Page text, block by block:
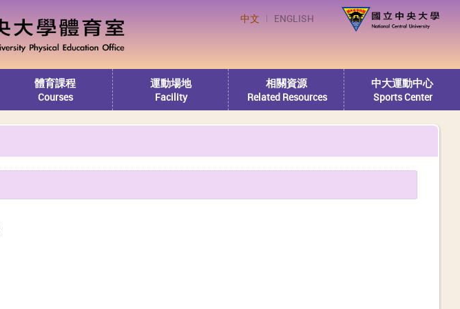
中文 ENGLISH
體育課程
Courses
運動場地
Facility
相關資源
Related Resources
中大運動中心
Sports Center